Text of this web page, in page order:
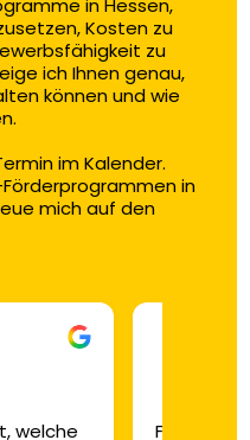
in Hessen,
Kosten zu
zu
ich Ihnen genau,
können und wie
im Kalender.
Förderprogrammen in
mich auf den